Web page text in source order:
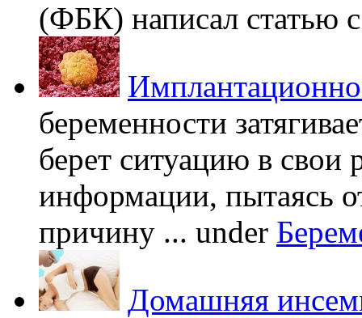
(ФБК) написал статью
беременности
берет ситуацию в свои
информации, пытаясь
причину ... under
Домашняя